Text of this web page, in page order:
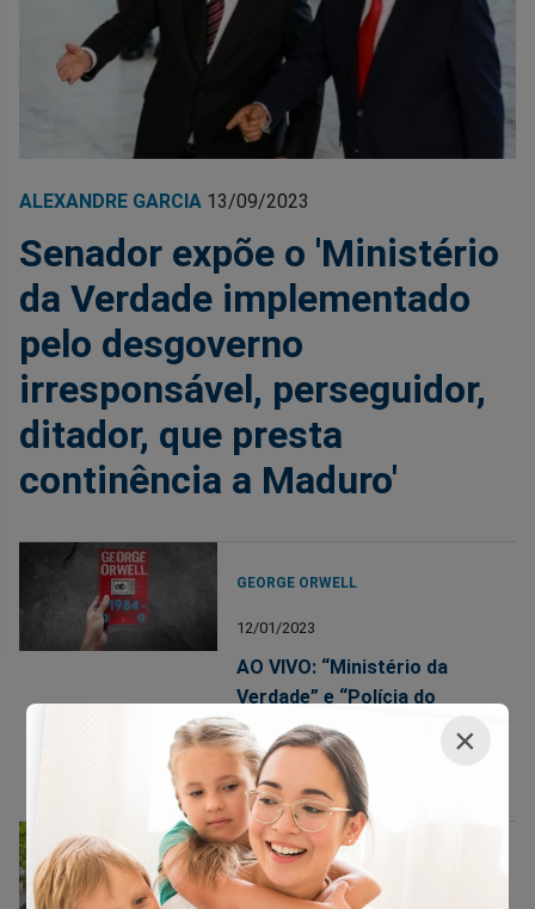
×
ALEXANDRE GARCIA 13/09/2023
Senador expõe o 'Ministério
da Verdade implementado
pelo desgoverno
irresponsável, perseguidor,
ditador, que presta
continência a Maduro'
GEORGE ORWELL
12/01/2023
AO VIVO: “Ministério da
Verdade” e “Polícia do
Pensamento” já existem no
Brasil... Da ficção para a
realidade (veja o vídeo)
MINISTÉRIO DA VERDADE